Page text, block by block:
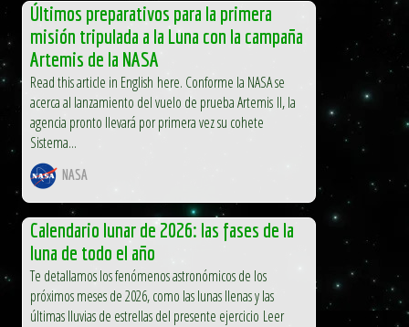
Últimos preparativos para la primera
misión tripulada a la Luna con la campaña
Artemis de la NASA
Read this article in English here. Conforme la NASA se
acerca al lanzamiento del vuelo de prueba Artemis II, la
agencia pronto llevará por primera vez su cohete
Sistema...
NASA
Calendario lunar de 2026: las fases de la
luna de todo el año
Te detallamos los fenómenos astronómicos de los
próximos meses de 2026, como las lunas llenas y las
últimas lluvias de estrellas del presente ejercicio Leer